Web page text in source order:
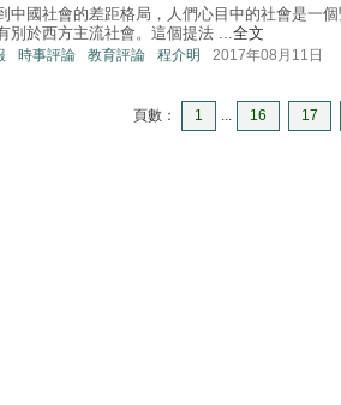
中國社會的差距格局，人們心目中的社會是一
別於西方主流社會。這個提法 ...全文
時事評論 教育評論 程介明 2017年08月11日
頁數： 1 ... 16 17